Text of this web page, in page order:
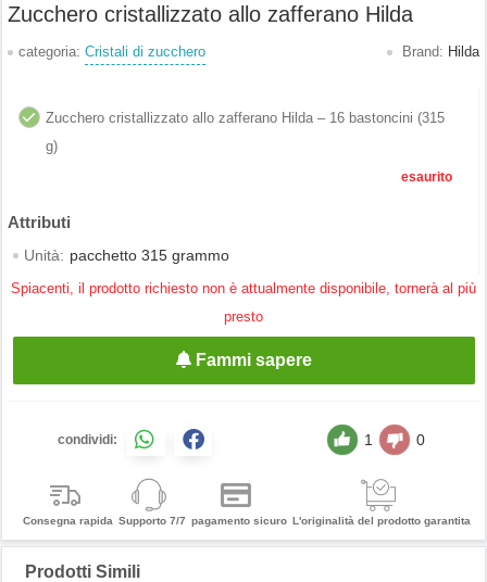
Zucchero cristallizzato allo zafferano Hilda
categoria: Cristali di zucchero Brand: Hilda
Zucchero cristallizzato allo zafferano Hilda – 16 bastoncini (315
g)
esaurito
Unità: pacchetto 315 grammo
Spiacenti, il prodotto richiesto non è attualmente disponibile, tornerà al più
presto
Fammi sapere
condividi: 1 0
Consegna rapida Supporto 7/7 pagamento sicuro L'originalità del prodotto garantita
Prodotti Simili